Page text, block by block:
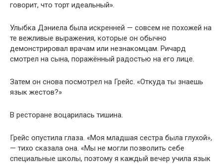
говорит, что торт идеальный».
Улыбка Дэниела была искренней — совсем не похожей на
те вежливые выражения, которые он обычно
демонстрировал врачам или незнакомцам. Ричард
смотрел на сына, поражённый радостью на его лице.
Затем он снова посмотрел на Грейс. «Откуда ты знаешь
язык жестов?»
В ресторане воцарилась тишина.
Грейс опустила глаза. «Моя младшая сестра была глухой»,
— тихо сказала она. «Мы не могли позволить себе
специальные школы, поэтому я каждый вечер учила язык